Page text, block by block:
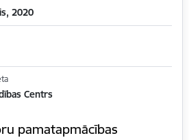
2020
Centrs
pamatapmācības